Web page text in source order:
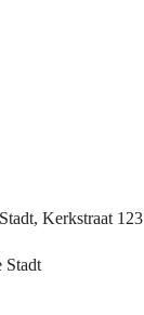
Kerkstraat 123
Stadt